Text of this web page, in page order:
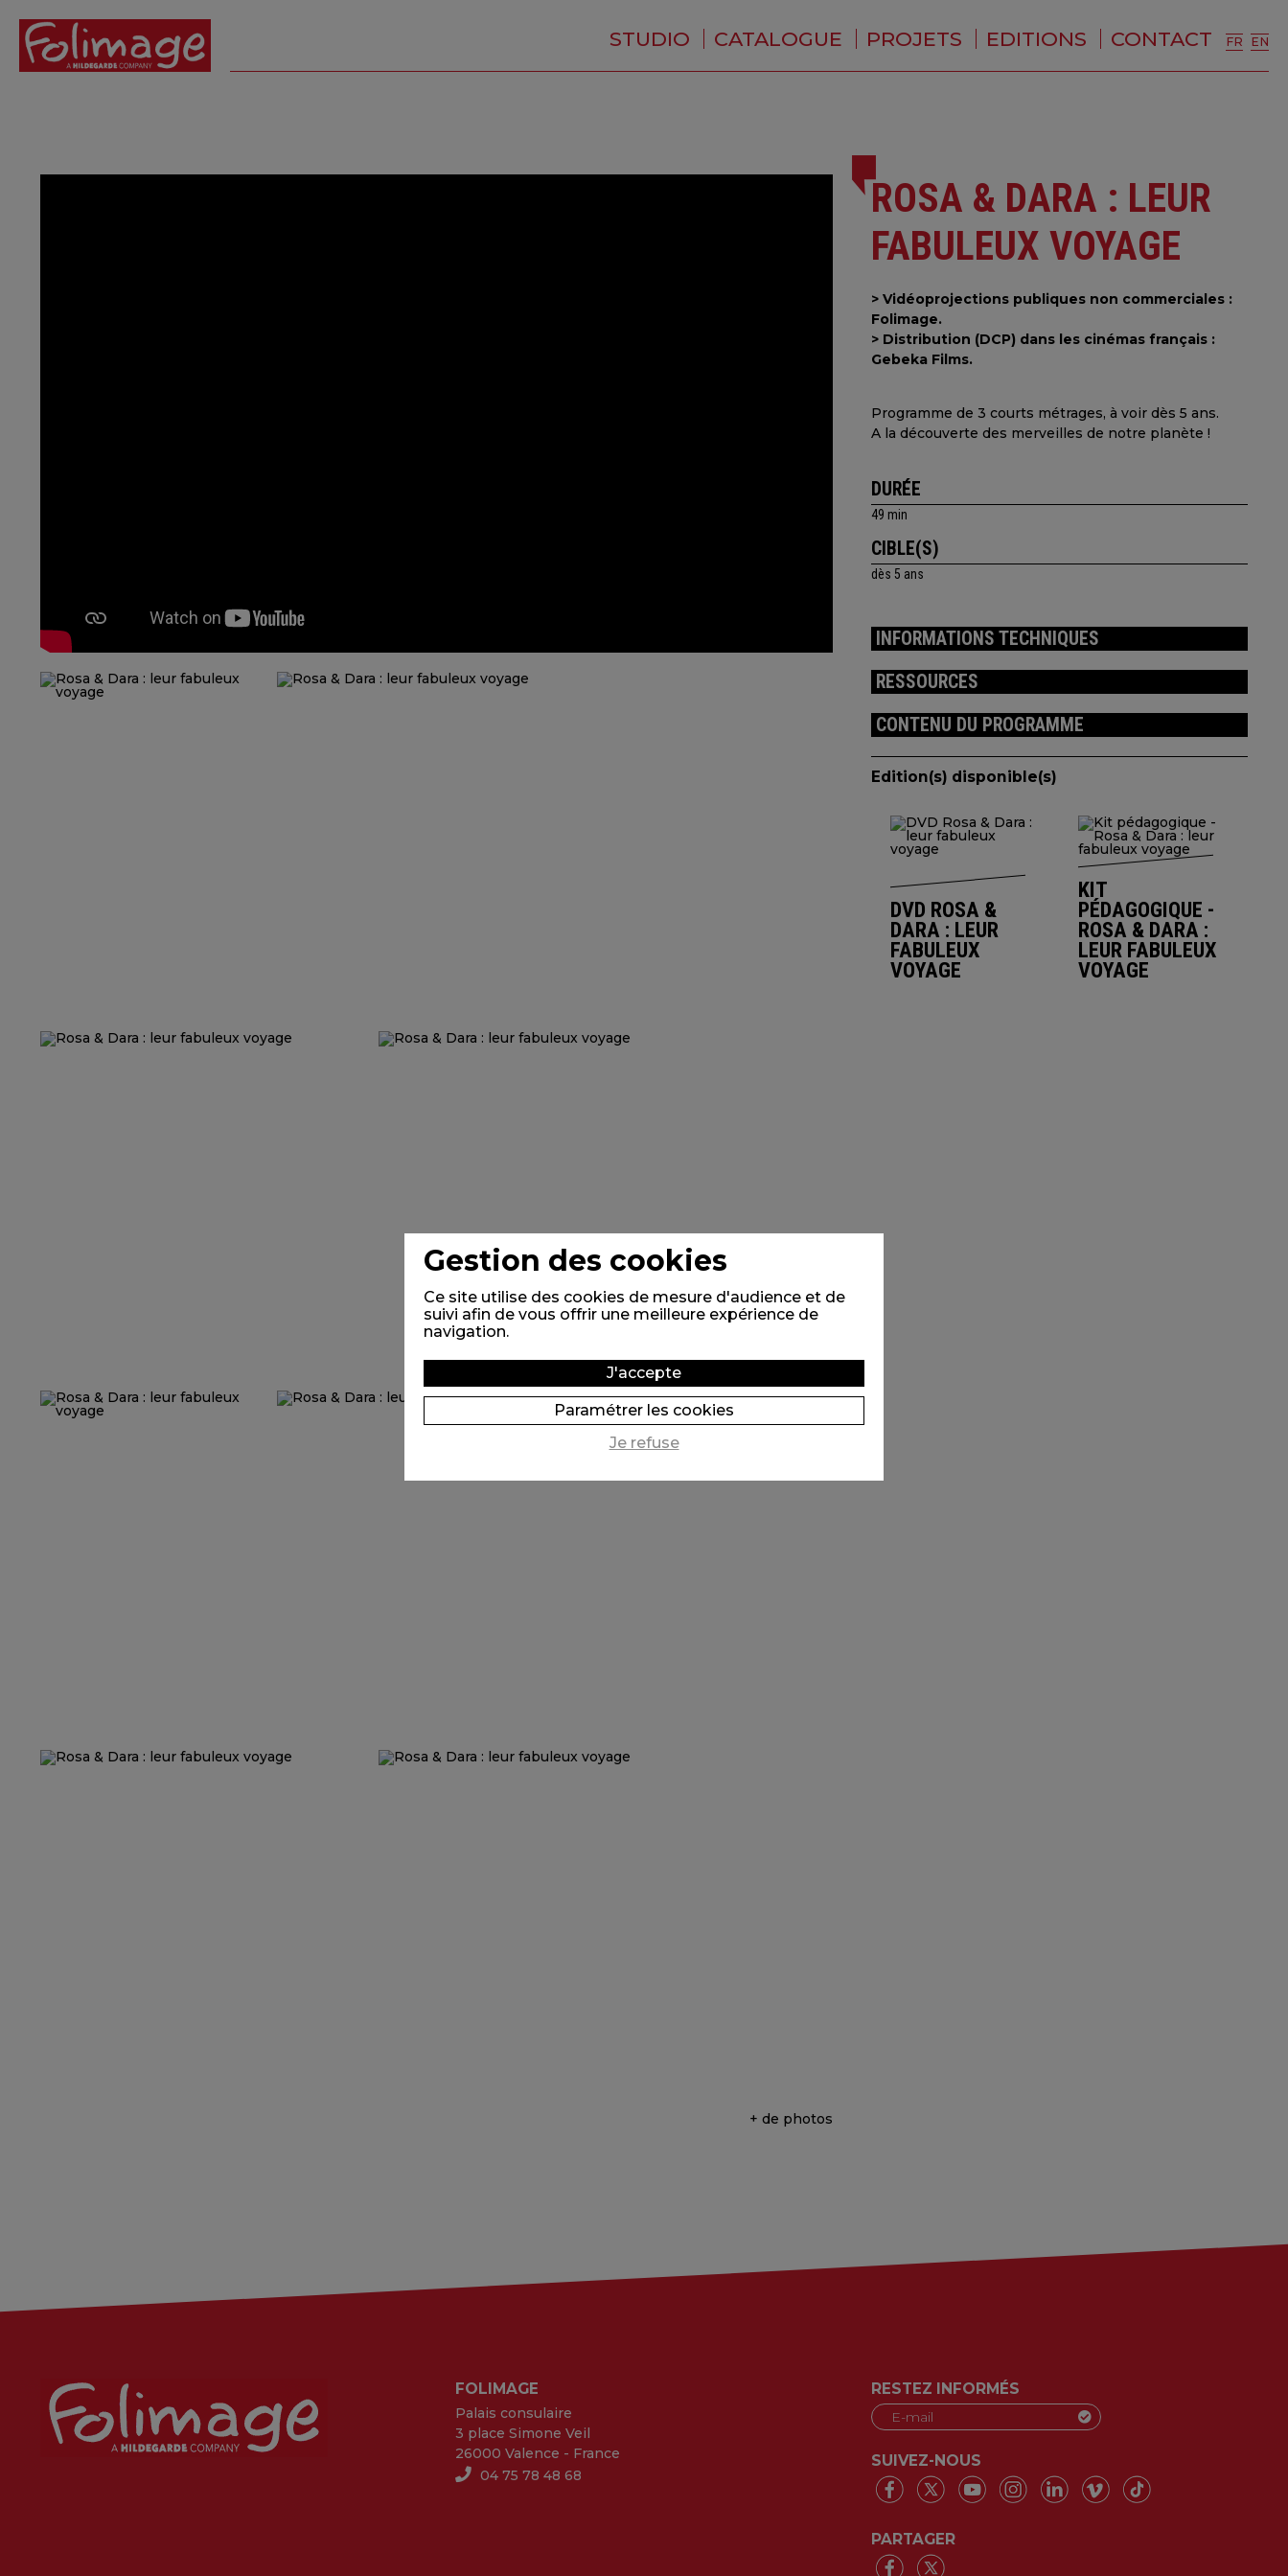
STUDIO
QUI SOMMES-NOUS ?
CATALOGUE PROJETS EDITIONS CONTACT FR EN
ROSA & DARA : LEUR
FABULEUX VOYAGE
> Vidéoprojections publiques non commerciales :
Folimage.
> Distribution (DCP) dans les cinémas français :
Gebeka Films.
Programme de 3 courts métrages, à voir dès 5 ans.
A la découverte des merveilles de notre planète !
DURÉE
49 min
CIBLE(S)
dès 5 ans
INFORMATIONS TECHNIQUES
RESSOURCES
CONTENU DU PROGRAMME
Edition(s) disponible(s)
DVD ROSA &
DARA : LEUR
FABULEUX
VOYAGE
KIT
PÉDAGOGIQUE -
ROSA & DARA :
LEUR FABULEUX
VOYAGE
+ de photos
FOLIMAGE
Palais consulaire
3 place Simone Veil
26000 Valence - France
04 75 78 48 68
RESTEZ INFORMÉS
SUIVEZ-NOUS
PARTAGER
Gestion des cookies
Ce site utilise des cookies de mesure d'audience et de
suivi afin de vous offrir une meilleure expérience de
navigation.
J'accepte
Paramétrer les cookies
Je refuse